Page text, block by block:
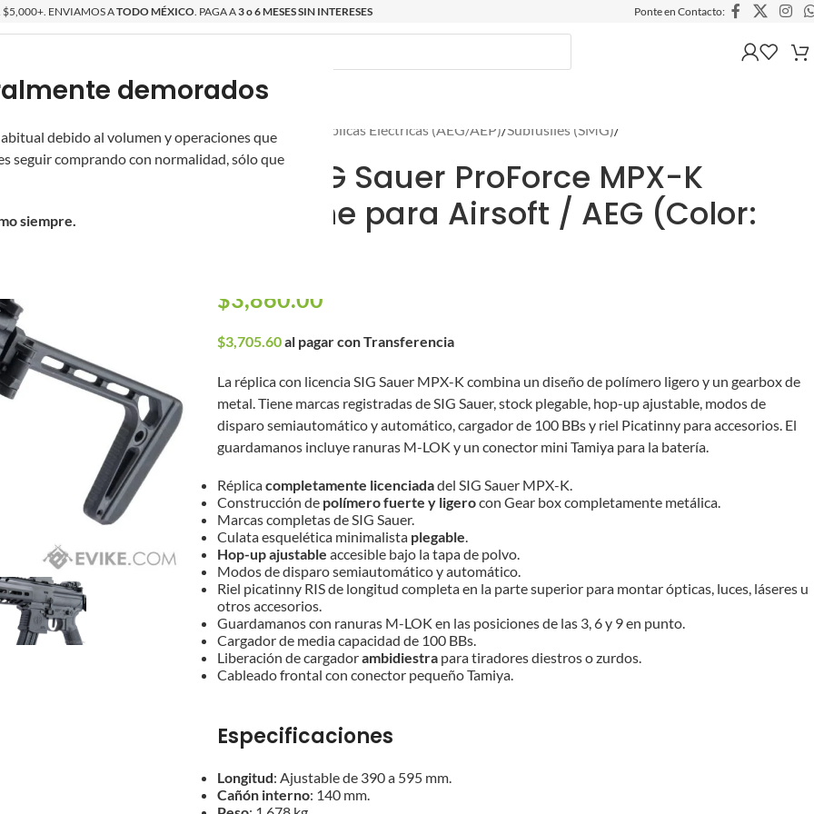
demorados
debido al volumen y operaciones que
seguir comprando con normalidad, sólo que
siempre.
ENVIAMOS ATODO MÉXICO . PAGA A3 o 6 MESES SIN INTERESES Ponte en Contacto:
NUEVOSPROMOCIONES
Inicio Réplicas Eléctricas (AEG/AEP)/Subfusiles (SMG)/
SMG SIG Sauer ProForce MPX-K
Sportline para Airsoft / AEG (Color:
$3,860.00
$3,705.60al pagar con Transferencia
La réplica con licencia SIG Sauer MPX-K combina un diseño de polímero ligero y un gearbox de
metal. Tiene marcas registradas de SIG Sauer, stock plegable, hop-up ajustable, modos de
disparo semiautomático y automático, cargador de 100 BBs y riel Picatinny para accesorios. El
guardamanos incluye ranuras M-LOK y un conector mini Tamiya para la batería.
Réplicacompletamente licenciadadel SIG Sauer MPX-K.
Construcción de polímero fuerte y ligerocon Gear box completamente metálica.
Marcas completas de SIG Sauer.
Culata esquelética minimalista plegable.
Hop-up ajustable accesible bajo la tapa de polvo.
Modos de disparo semiautomático y automático.
Riel picatinny RIS de longitud completa en la parte superior para montar ópticas, luces, láseres u
otros accesorios.
Guardamanos con ranuras M-LOK en las posiciones de las 3, 6 y 9 en punto.
Cargador de media capacidad de 100 BBs.
Liberación de cargadorambidiestra para tiradores diestros o zurdos.
Cableado frontal con conector pequeño Tamiya.
Especificaciones
Longitud: Ajustable de 390 a 595 mm.
Cañón interno: 140 mm.